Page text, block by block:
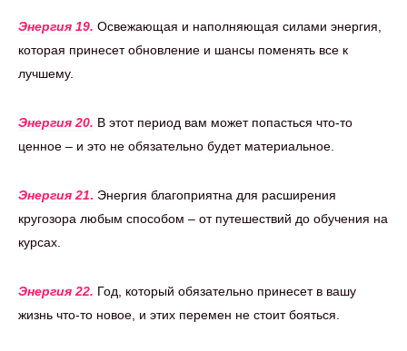
Энергия 19. Освежающая и наполняющая силами энергия,
которая принесет обновление и шансы поменять все к
лучшему.
Энергия 20. В этот период вам может попасться что-то
ценное – и это не обязательно будет материальное.
Энергия 21. Энергия благоприятна для расширения
кругозора любым способом – от путешествий до обучения на
курсах.
Энергия 22. Год, который обязательно принесет в вашу
жизнь что-то новое, и этих перемен не стоит бояться.